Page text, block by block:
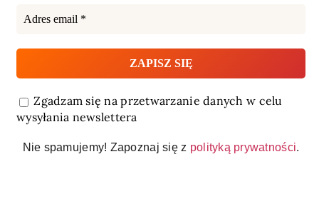
Zgadzam się na przetwarzanie danych w celu
wysyłania newslettera
Nie spamujemy! Zapoznaj się z polityką prywatności.